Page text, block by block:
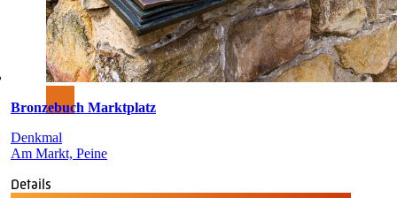
Bronzebuch Marktplatz
Denkmal
Am Markt, Peine
Details